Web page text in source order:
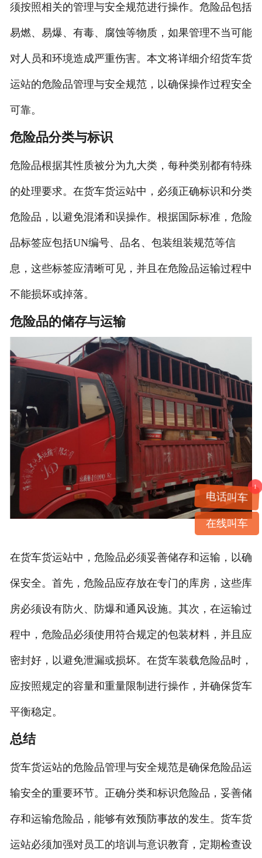
须按照相关的管理与安全规范进行操作。危险品包括
易燃、易爆、有毒、腐蚀等物质，如果管理不当可能
对人员和环境造成严重伤害。本文将详细介绍货车货
运站的危险品管理与安全规范，以确保操作过程安全
可靠。
危险品分类与标识
危险品根据其性质被分为九大类，每种类别都有特殊
的处理要求。在货车货运站中，必须正确标识和分类
危险品，以避免混淆和误操作。根据国际标准，危险
品标签应包括UN编号、品名、包装组装规范等信
息，这些标签应清晰可见，并且在危险品运输过程中
不能损坏或掉落。
危险品的储存与运输
在货车货运站中，危险品必须妥善储存和运输，以确
保安全。首先，危险品应存放在专门的库房，这些库
房必须设有防火、防爆和通风设施。其次，在运输过
程中，危险品必须使用符合规定的包装材料，并且应
密封好，以避免泄漏或损坏。在货车装载危险品时，
应按照规定的容量和重量限制进行操作，并确保货车
平衡稳定。
总结
货车货运站的危险品管理与安全规范是确保危险品运
输安全的重要环节。正确分类和标识危险品，妥善储
存和运输危险品，能够有效预防事故的发生。货车货
运站必须加强对员工的培训与意识教育，定期检查设
电话叫车
1
在线叫车